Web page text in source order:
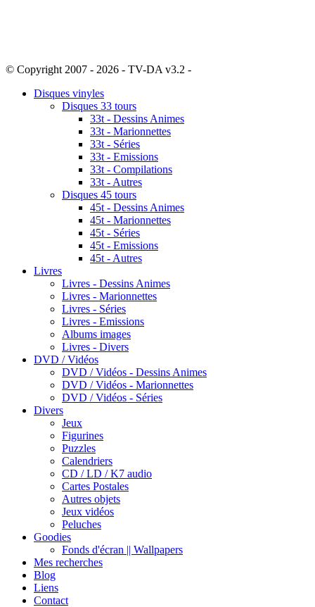
© Copyright 2007 - 2026 - TV-DA v3.2 -
Disques vinyles
Disques 33 tours
33t - Dessins Animes
33t - Marionnettes
33t - Séries
33t - Emissions
33t - Compilations
33t - Autres
Disques 45 tours
45t - Dessins Animes
45t - Marionnettes
45t - Séries
45t - Emissions
45t - Autres
Livres
Livres - Dessins Animes
Livres - Marionnettes
Livres - Séries
Livres - Emissions
Albums images
Livres - Divers
DVD / Vidéos
DVD / Vidéos - Dessins Animes
DVD / Vidéos - Marionnettes
DVD / Vidéos - Séries
Divers
Jeux
Figurines
Puzzles
Calendriers
CD / LD / K7 audio
Cartes Postales
Autres objets
Jeux vidéos
Peluches
Goodies
Fonds d'écran || Wallpapers
Mes recherches
Blog
Liens
Contact